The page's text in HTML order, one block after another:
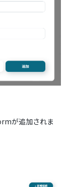
が追加されま